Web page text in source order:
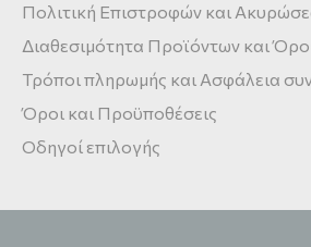
Πολιτική Επιστροφών και
Διαθεσιμότητα Προϊόντων και
Τρόποι πληρωμής και Ασφάλεια
Όροι και Προϋποθέσεις
Οδηγοί επιλογής